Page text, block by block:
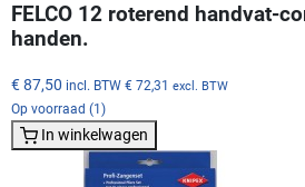
FELCO 12 roterend handvat-
handen.
€ 87,50 incl. BTW € 72,31 excl. BTW
Op voorraad (1)
In winkelwagen